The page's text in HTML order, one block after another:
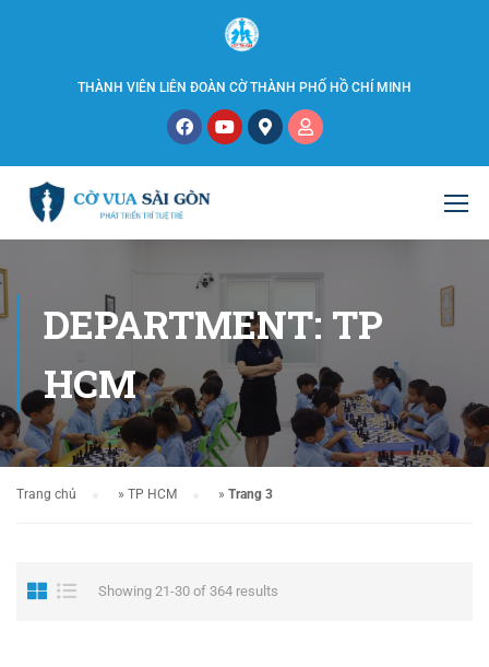
THÀNH VIÊN LIÊN ĐOÀN CỜ THÀNH PHỐ HỒ CHÍ MINH
DEPARTMENT: TP
HCM
Trang chủ » TP HCM » Trang 3
Showing 21-30 of 364 results